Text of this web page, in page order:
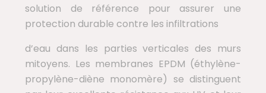
solution de référence pour assurer une
protection durable contre les infiltrations
d’eau dans les parties verticales des murs
mitoyens. Les membranes EPDM (éthylène-
propylène-diène monomère) se distinguent